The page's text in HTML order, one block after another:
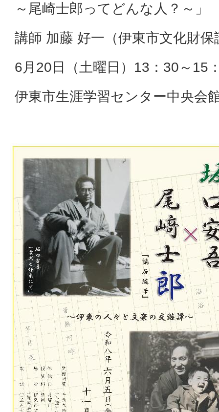
～尾崎士郎ってどんな人？～」
講師 加藤 好一（伊東市文化財保
6月20日（土曜日）13：30～15
伊東市生涯学習センター中央会